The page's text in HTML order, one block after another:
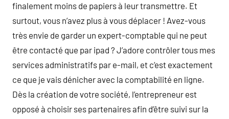
finalement moins de papiers à leur transmettre. Et
surtout, vous n’avez plus à vous déplacer ! Avez-vous
très envie de garder un expert-comptable qui ne peut
être contacté que par ipad ? J’adore contrôler tous mes
services administratifs par e-mail, et c’est exactement
ce que je vais dénicher avec la comptabilité en ligne.
Dès la création de votre société, l’entrepreneur est
opposé à choisir ses partenaires afin d’être suivi sur la